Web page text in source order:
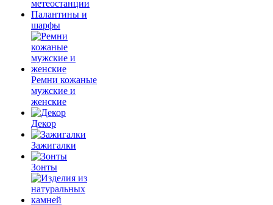
метеостанции
Палантины и
шарфы
Ремни кожаные
мужские и
женские
Декор
Зажигалки
Зонты